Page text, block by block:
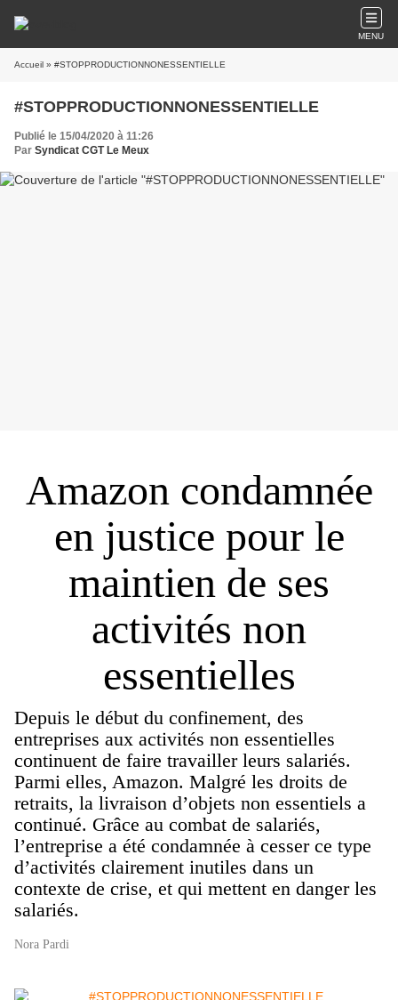
MENU
Accueil » #STOPPRODUCTIONNONESSENTIELLE
#STOPPRODUCTIONNONESSENTIELLE
Publié le 15/04/2020 à 11:26
Par Syndicat CGT Le Meux
Amazon condamnée
en justice pour le
maintien de ses
activités non
essentielles
Depuis le début du confinement, des
entreprises aux activités non essentielles
continuent de faire travailler leurs salariés.
Parmi elles, Amazon. Malgré les droits de
retraits, la livraison d’objets non essentiels a
continué. Grâce au combat de salariés,
l’entreprise a été condamnée à cesser ce type
d’activités clairement inutiles dans un
contexte de crise, et qui mettent en danger les
salariés.
Nora Pardi